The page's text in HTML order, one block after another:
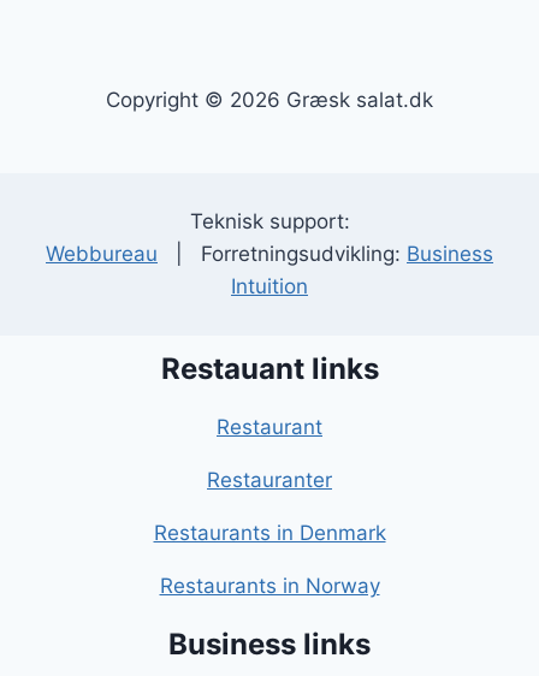
Copyright © 2026 Græsk salat.dk
Teknisk support:
Webbureau | Forretningsudvikling: Business
Intuition
Restauant links
Restaurant
Restauranter
Restaurants in Denmark
Restaurants in Norway
Business links